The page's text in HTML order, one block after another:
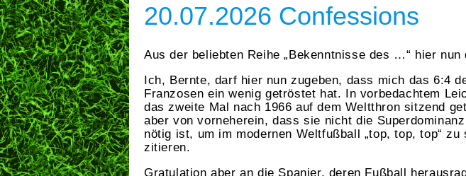
20.07.2026 Confessions
Aus der beliebten Reihe „Bekenntnisse des …“ hier nun
Ich, Bernte, darf hier nun zugeben, dass mich das 6:4
Franzosen ein wenig getröstet hat. In vorbedachtem
das zweite Mal nach 1966 auf dem Weltthron sitzend
aber von vorneherein, dass sie nicht die
nötig ist, um im modernen Weltfußball „top, top, top“
zitieren.
Gratulation aber an die Spanier, deren Fußball